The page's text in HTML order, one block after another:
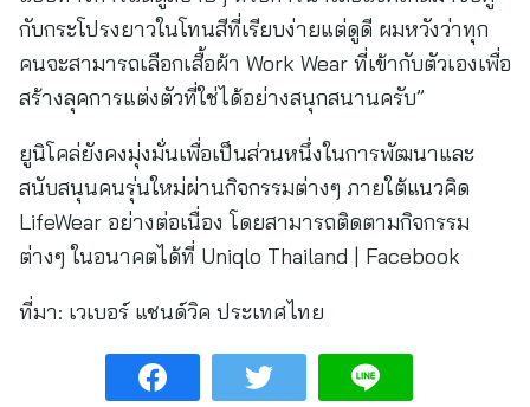
กับกระโปรงยาวในโทนสีที่เรียบง่ายแต่ดูดี ผมหวังว่าทุก
คนจะสามารถเลือกเสื้อผ้า Work Wear ที่เข้ากับตัวเองเพื่อ
สร้างลุคการแต่งตัวที่ใช่ได้อย่างสนุกสนานครับ”
ยูนิโคล่ยังคงมุ่งมั่นเพื่อเป็นส่วนหนึ่งในการพัฒนาและ
สนับสนุนคนรุ่นใหม่ผ่านกิจกรรมต่างๆ ภายใต้แนวคิด
LifeWear อย่างต่อเนื่อง โดยสามารถติดตามกิจกรรม
ต่างๆ ในอนาคตได้ที่ Uniqlo Thailand | Facebook
ที่มา: เวเบอร์ แชนด์วิค ประเทศไทย